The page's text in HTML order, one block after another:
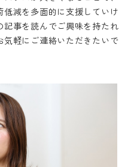
減を多面的に支援していけ
事を読んでご興味を持たれ
軽にご連絡いただきたいで